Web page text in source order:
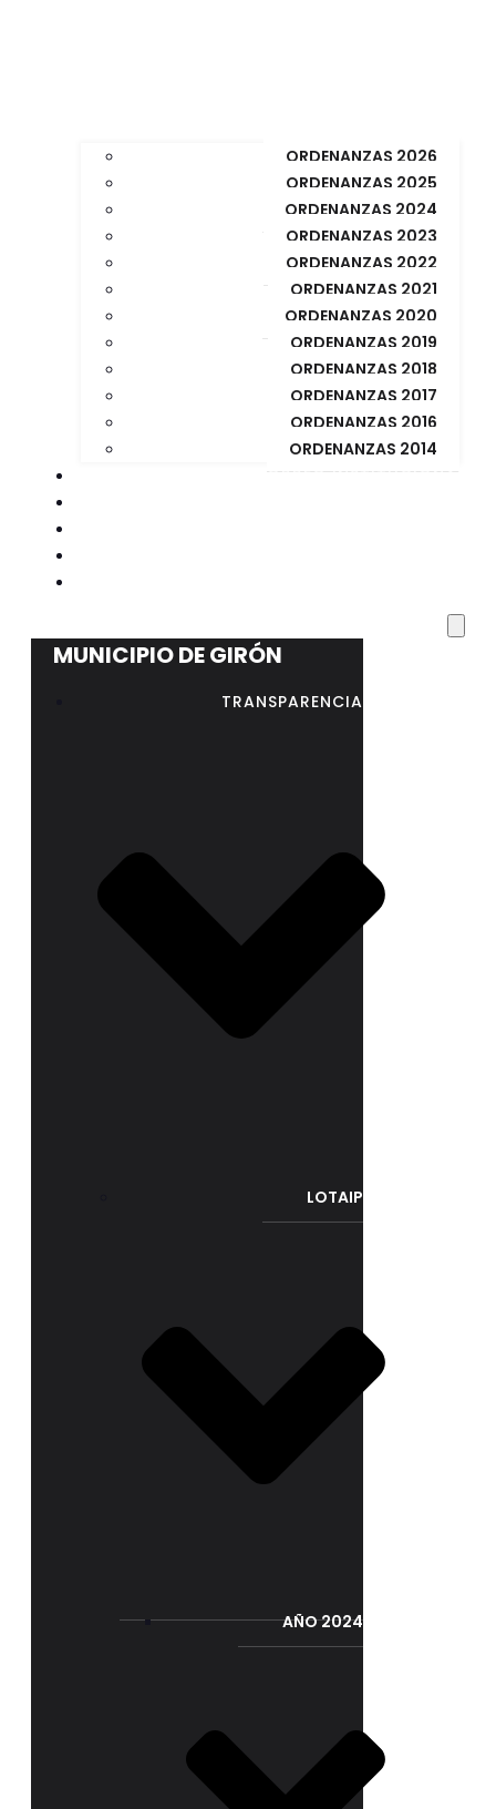
ORDENANZAS 2026
ORDENANZAS 2025
ORDENANZAS 2024
ORDENANZAS 2023
ORDENANZAS 2022
ORDENANZAS 2021
ORDENANZAS 2020
ORDENANZAS 2019
ORDENANZAS 2018
ORDENANZAS 2017
ORDENANZAS 2016
ORDENANZAS 2014
CORREO INSTITUCIONAL
MUNICIPIO DE GIRÓN
TRANSPARENCIA
LOTAIP
AÑO 2024